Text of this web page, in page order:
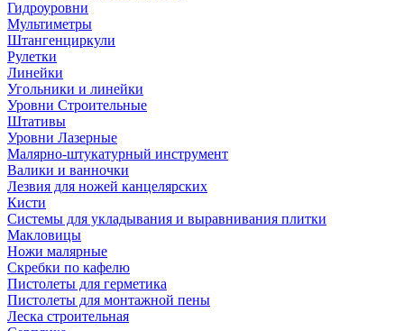
Гидроуровни
Мультиметры
Штангенциркули
Рулетки
Линейки
Угольники и линейки
Уровни Строительные
Штативы
Уровни Лазерные
Малярно-штукатурный инструмент
Валики и ванночки
Лезвия для ножей канцелярских
Кисти
Системы для укладывания и выравнивания плитки
Макловицы
Ножи малярные
Скребки по кафелю
Пистолеты для герметика
Пистолеты для монтажной пены
Леска строительная